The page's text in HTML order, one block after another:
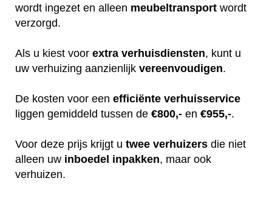
wordt ingezet en alleen meubeltransport wordt
verzorgd.
Als u kiest voor extra verhuisdiensten, kunt u
uw verhuizing aanzienlijk vereenvoudigen.
De kosten voor een efficiënte verhuisservice
liggen gemiddeld tussen de €800,- en €955,-.
Voor deze prijs krijgt u twee verhuizers die niet
alleen uw inboedel inpakken, maar ook
verhuizen.